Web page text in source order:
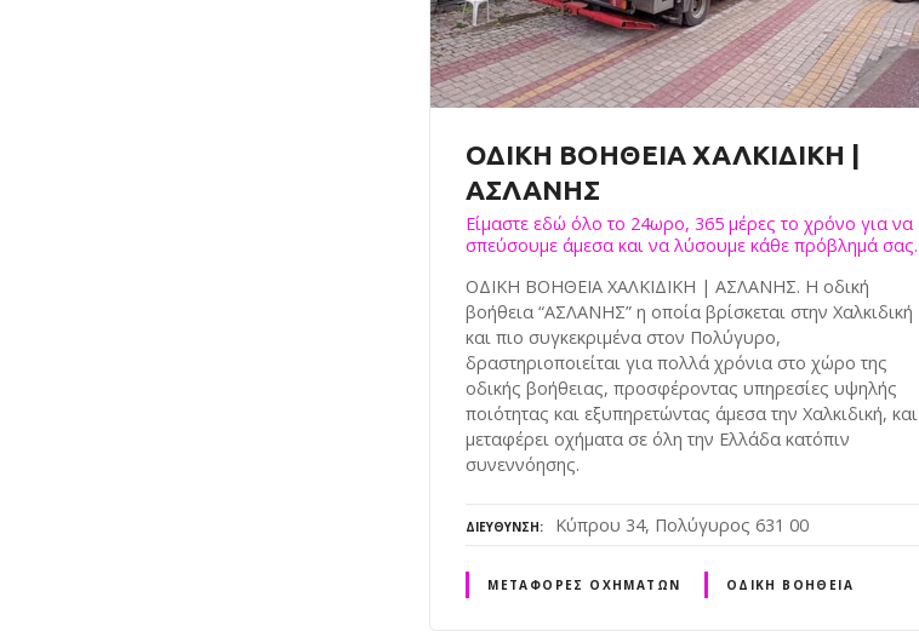
ΟΔΙΚΗ ΒΟΗΘΕΙΑ ΧΑΛΚΙΔΙΚΗ |
ΑΣΛΑΝΗΣ
Είμαστε εδώ όλο το 24ωρο, 365 μέρες το χρόνο για να
σπεύσουμε άμεσα και να λύσουμε κάθε πρόβλημά σας.
ΟΔΙΚΗ ΒΟΗΘΕΙΑ ΧΑΛΚΙΔΙΚΗ | ΑΣΛΑΝΗΣ. Η οδική
βοήθεια “ΑΣΛΑΝΗΣ” η οποία βρίσκεται στην Χαλκιδική
και πιο συγκεκριμένα στον Πολύγυρο,
δραστηριοποιείται για πολλά χρόνια στο χώρο της
οδικής βοήθειας, προσφέροντας υπηρεσίες υψηλής
ποιότητας και εξυπηρετώντας άμεσα την Χαλκιδική, και
μεταφέρει οχήματα σε όλη την Ελλάδα κατόπιν
συνεννόησης.
ΔΙΕΎΘΥΝΣΗ Κύπρου 34, Πολύγυρος 631 00
ΜΕΤΑΦΟΡΈΣ ΟΧΗΜΆΤΩΝ ΟΔΙΚΉ ΒΟΉΘΕΙΑ